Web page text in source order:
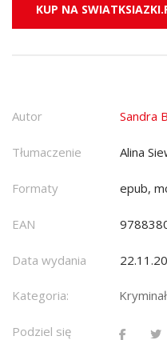
KUP NA
Autor Sandra
Tłumaczenie Alina
Formaty epub,
EAN
Data wydania
Kategoria:
Podziel się